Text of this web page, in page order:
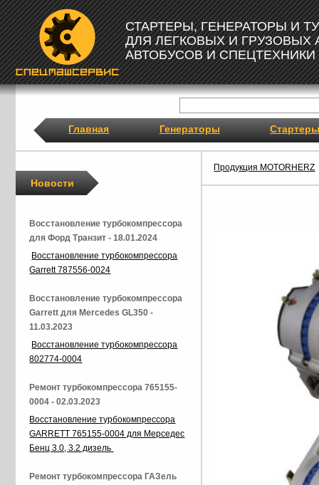
СТАРТЕРЫ, ГЕНЕРАТОРЫ И
ДЛЯ ЛЕГКОВЫХ И ГРУЗОВЫХ
АВТОБУСОВ И СПЕЦТЕХНИКИ
Главная Генераторы Стартеры
Продукция MOTORHERZ
Новости
Восстановление турбокомпрессора
для Форд Транзит - 18.01.2024
Восстановление турбокомпрессора
Garrett 787556-0024
Восстановление турбокомпрессора
Garrett для Mercedes GL350 -
11.03.2023
Восстановление турбокомпрессора
802774-0004
Ремонт турбокомпрессора 765155-
0004 - 02.03.2023
Восстановление турбокомпрессора
GARRETT 765155-0004 для Мерседес
Бенц 3.0, 3.2 дизель
Ремонт турбокомпрессора ГАЗель